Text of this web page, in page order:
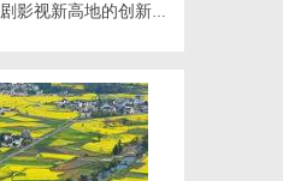
视新高地的创新典范